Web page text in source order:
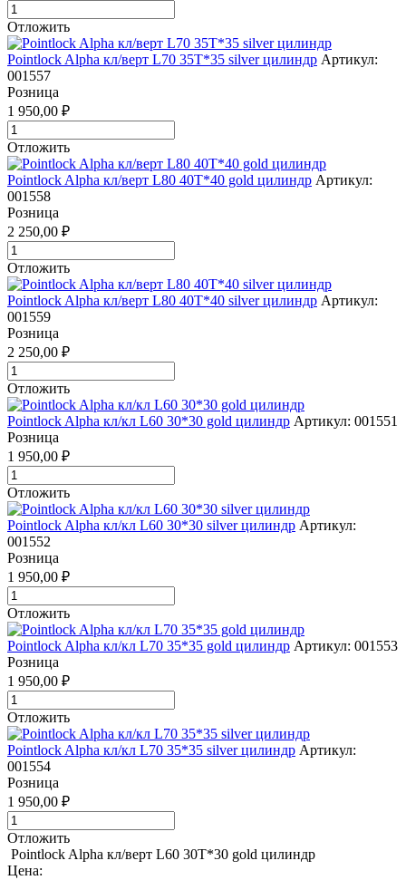
Отложить
Pointlock Alpha кл/верт L70 35Т*35 silver цилиндр Артикул:
001557
Розница
1 950,00 ₽
Отложить
Pointlock Alpha кл/верт L80 40Т*40 gold цилиндр Артикул:
001558
Розница
2 250,00 ₽
Отложить
Pointlock Alpha кл/верт L80 40Т*40 silver цилиндр Артикул:
001559
Розница
2 250,00 ₽
Отложить
Pointlock Alpha кл/кл L60 30*30 gold цилиндр Артикул: 001551
Розница
1 950,00 ₽
Отложить
Pointlock Alpha кл/кл L60 30*30 silver цилиндр Артикул:
001552
Розница
1 950,00 ₽
Отложить
Pointlock Alpha кл/кл L70 35*35 gold цилиндр Артикул: 001553
Розница
1 950,00 ₽
Отложить
Pointlock Alpha кл/кл L70 35*35 silver цилиндр Артикул:
001554
Розница
1 950,00 ₽
Отложить
Pointlock Alpha кл/верт L60 30Т*30 gold цилиндр
Цена: